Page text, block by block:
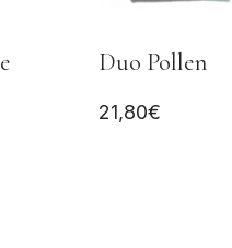
Duo Pollen
21,80€